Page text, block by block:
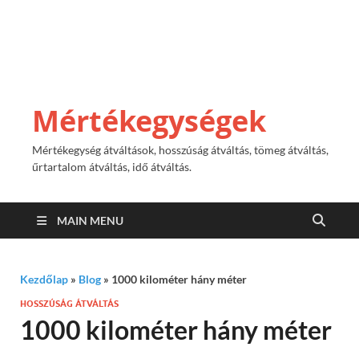
Mértékegységek
Mértékegység átváltások, hosszúság átváltás, tömeg átváltás,
űrtartalom átváltás, idő átváltás.
MAIN MENU
Kezdőlap » Blog » 1000 kilométer hány méter
HOSSZÚSÁG ÁTVÁLTÁS
1000 kilométer hány méter